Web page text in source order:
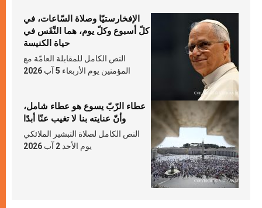
الإفخارستيّا وصلاة السّاعات، في
كلّ أسبوع وكلّ يوم، هما النَّفَس في
حياة الكنيسة
النص الكامل للمقابلة العامّة مع
المؤمنين يوم الأربعاء 5 آب 2026
عطاء الرّبّ يسوع هو عطاء شامل،
وأنّ عنايته بنا لا تغيب عنّا أبدًا
النص الكامل لصلاة التبشير الملائكي
يوم الأحد 2 آب 2026